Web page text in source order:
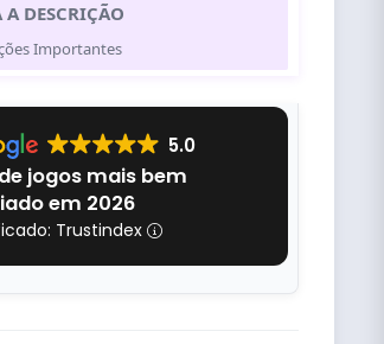
DESCRIÇÃO
Importantes
5.0
jogos mais bem
em 2026
Trustindex